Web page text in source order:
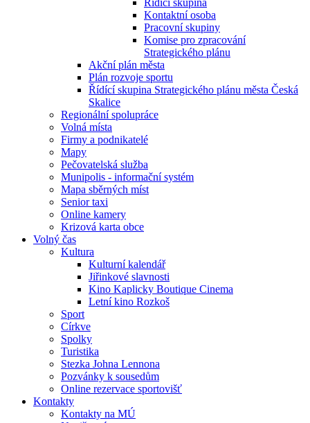
Řídicí skupina
Kontaktní osoba
Pracovní skupiny
Komise pro zpracování
Strategického plánu
Akční plán města
Plán rozvoje sportu
Řídící skupina Strategického plánu města Česká
Skalice
Regionální spolupráce
Volná místa
Firmy a podnikatelé
Mapy
Pečovatelská služba
Munipolis - informační systém
Mapa sběrných míst
Senior taxi
Online kamery
Krizová karta obce
Volný čas
Kultura
Kulturní kalendář
Jiřinkové slavnosti
Kino Kaplicky Boutique Cinema
Letní kino Rozkoš
Sport
Církve
Spolky
Turistika
Stezka Johna Lennona
Pozvánky k sousedům
Online rezervace sportovišť
Kontakty
Kontakty na MÚ